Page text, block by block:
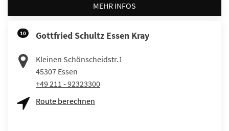
MEHR INFOS
10 Gottfried Schultz Essen Kray
Kleinen Schönscheidstr.1
45307 Essen
+49 211 - 92323300
Route berechnen